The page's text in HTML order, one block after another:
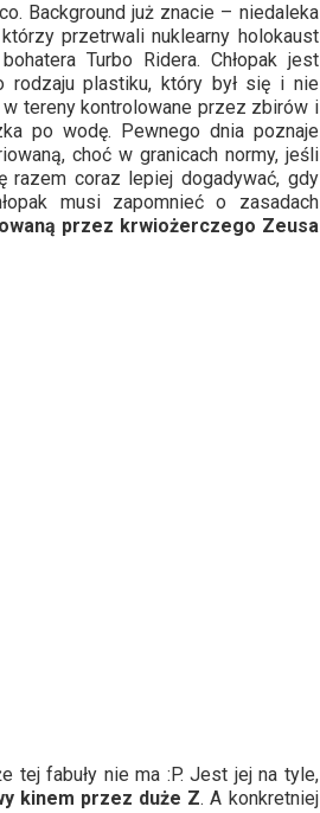
Background już znacie – niedaleka
przetrwali nuklearny holokaust
Turbo Ridera. Chłopak jest
rodzaju plastiku, który był się i nie
tereny kontrolowane przez zbirów i
po wodę. Pewnego dnia poznaje
choć w granicach normy, jeśli
razem coraz lepiej dogadywać, gdy
musi zapomnieć o zasadach
przez krwiożerczego Zeusa
fabuły nie ma :P. Jest jej na tyle,
kinem przez duże Z. A konkretniej